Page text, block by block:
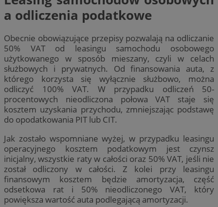
a odliczenia podatkowe
Obecnie obowiązujące przepisy pozwalają na odliczanie
50% VAT od leasingu samochodu osobowego
użytkowanego w sposób mieszany, czyli w celach
służbowych i prywatnych. Od finansowania auta, z
którego korzysta się wyłącznie służbowo, można
odliczyć 100% VAT. W przypadku odliczeń 50-
procentowych nieodliczona połowa VAT staje się
kosztem uzyskania przychodu, zmniejszając podstawę
do opodatkowania PIT lub CIT.
Jak zostało wspomniane wyżej, w przypadku leasingu
operacyjnego kosztem podatkowym jest czynsz
inicjalny, wszystkie raty w całości oraz 50% VAT, jeśli nie
został odliczony w całości. Z kolei przy leasingu
finansowym kosztem będzie amortyzacja, część
odsetkowa rat i 50% nieodliczonego VAT, który
powiększa wartość auta podlegającą amortyzacji.